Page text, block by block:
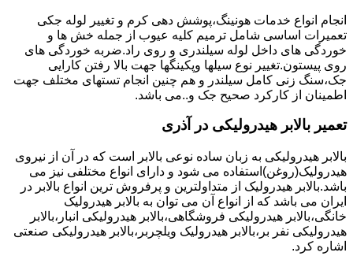
انجام انواع خدمات هونینگ،پوشش دهی کرم و تغییر لوله جکی
تعمیرات اساسی شامل ترمیم کلیه عیوب از جمله خش ها و
خوردگی های داخل لوله سیلندری و روی راد.ضربه خوردگی های
روی پیستون.تغییر نوع سیلها وپکینگها جهت بالا رفتن کارایی
جک،سنگ زنی کامل سیلندر و هم چنین انجام تستهای مختلف جهت
اطمینان از کارکرد صحیح جک و..می باشد.
تعمیر بالابر هیدرولیکی در آذری
بالابر هیدرولیکی به زبان ساده نوعی بالابر است که در آن از نیروی
هیدرولیک(روغن)استفاده می شود و دارای انواع مختلفی نیز می
باشد.بالابر هیدرولیک از متداولترین و پرفروش ترین انواع بالابر در
ایران می باشد که از انواع آن می توان به بالابر هیدرولیک
خانگی،بالابر هیدرولیکی فروشگاهی،بالابر هیدرولیکی انبار،بالابر
هیدرولیکی نفر بر،بالابر هیدرولیک ویلچربر،بالابر هیدرولیکی صنعتی
اشاره کرد.